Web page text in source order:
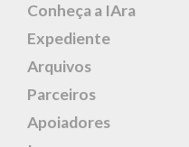
Conheça a IAra
Expediente
Arquivos
Parceiros
Apoiadores